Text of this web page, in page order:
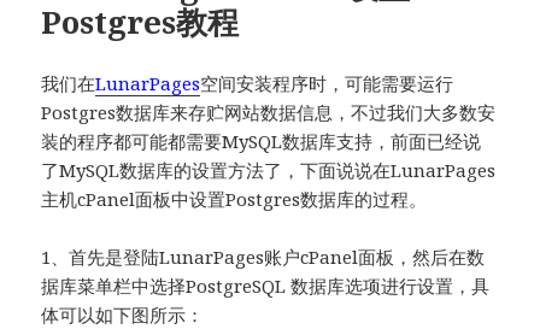
Postgres教程
我们在LunarPages空间安装程序时，可能需要运行
Postgres数据库来存贮网站数据信息，不过我们大多数安
装的程序都可能都需要MySQL数据库支持，前面已经说
了MySQL数据库的设置方法了，下面说说在LunarPages
主机cPanel面板中设置Postgres数据库的过程。
1、首先是登陆LunarPages账户cPanel面板，然后在数
据库菜单栏中选择PostgreSQL 数据库选项进行设置，具
体可以如下图所示：